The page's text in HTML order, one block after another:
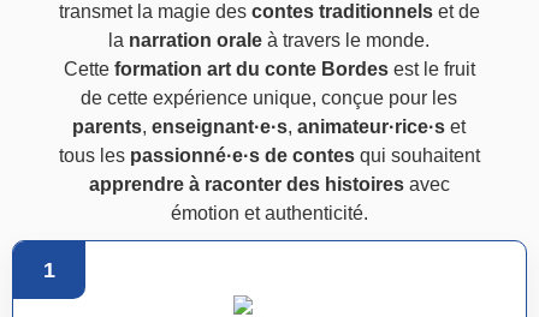
transmet la magie des contes traditionnelset de
la narration orale à travers le monde.
Cette formation art du conte Bordesest le fruit
de cette expérience unique, conçue pour les
parents,enseignant·e·s,animateur·rice·s et
tous les passionné·e·s de contesqui souhaitent
apprendre à raconter des histoiresavec
émotion et authenticité.
1